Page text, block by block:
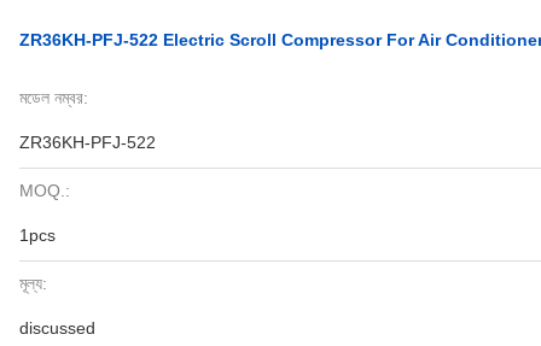
ZR36KH-PFJ-522 Electric Scroll Compressor For Air
মডেল নম্বর:
ZR36KH-PFJ-522
MOQ.:
1pcs
মূল্য:
discussed